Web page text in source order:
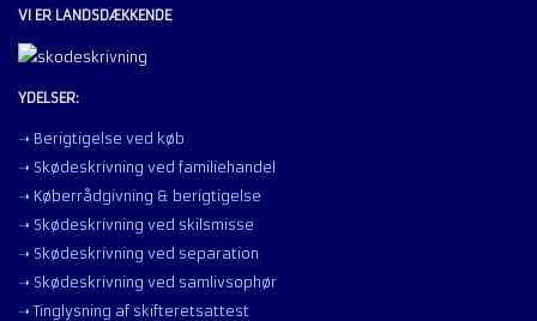
VI ER LANDSDÆKKENDE
YDELSER:
➝ Berigtigelse ved køb
➝ Skødeskrivning ved familiehandel
➝ Køberrådgivning & berigtigelse
➝ Skødeskrivning ved skilsmisse
➝ Skødeskrivning ved separation
➝ Skødeskrivning ved samlivsophør
➝ Tinglysning af skifteretsattest